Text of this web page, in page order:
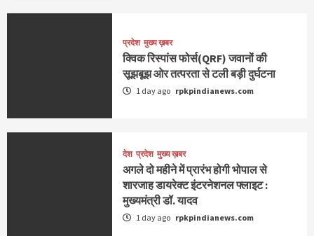
प्रदेश मुख्य ख़बर
क्विक रिस्पांस फोर्स(QRF) जवानों की
सूझबूझ ओर तत्परता से टली बड़ी दुर्घटना
1 day ago rpkpindianews.com
देश प्रदेश मुख्य ख़बर
अगले दो महीने में प्रारंभ होगी भोपाल से
शारजाह डायरेक्ट इंटरनेशनल फ्लाइट :
मुख्यमंत्री डॉ. यादव
1 day ago rpkpindianews.com